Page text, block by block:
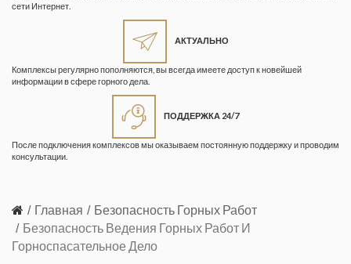
сети Интернет.
АКТУАЛЬНО
Комплексы регулярно пополняются, вы всегда имеете доступ к новейшей
информации в сфере горного дела.
ПОДДЕРЖКА 24/7
После подключения комплексов мы оказываем постоянную поддержку и проводим
консультации.
Главная
Безопасность Горных Работ
Безопасность Ведения Горных Работ И
Горноспасательное Дело
Кузбасса. Информационный
безопасность»
Информационный бюллетень
атомному надзору
Информация и космос